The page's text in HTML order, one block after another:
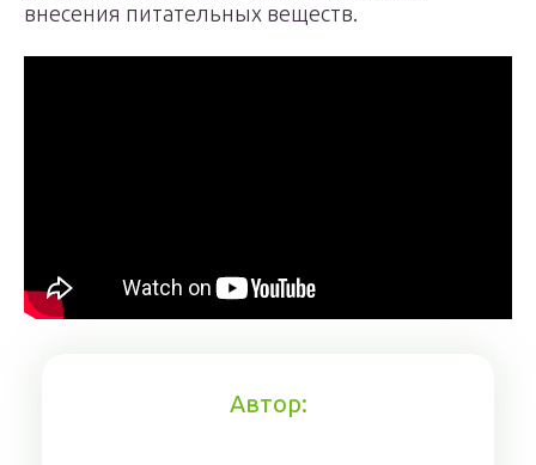
внесения питательных веществ.
Автор: